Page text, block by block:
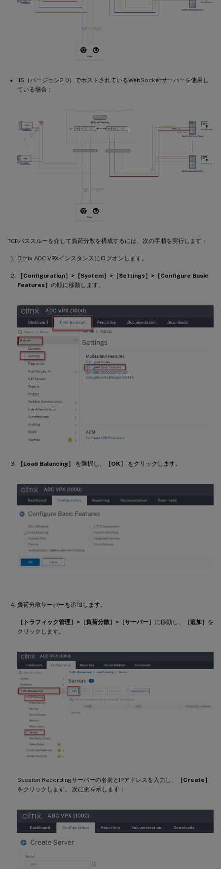
IIS（バージョン2.0）でホストされているWebSocketサーバーを使用し
ている場合：
TCPパススルーを介して負荷分散を構成するには、次の手順を実行します：
Citrix ADC VPXインスタンスにログオンします。
［Configuration］>［System］>［Settings］>［Configure Basic
Features］ の順に移動します。
［Load Balancing］ を選択し、 ［OK］ をクリックします。
負荷分散サーバーを追加します。
［トラフィック管理］>［負荷分散］>［サーバー］ に移動し、 ［追加］ を
クリックします。
Session Recordingサーバーの名前とIPアドレスを入力し、
［Create］
をクリックします。 次に例を示します：